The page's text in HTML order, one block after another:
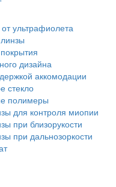
ультрафиолета
дизайна
аккомодации
стекло
полимеры
для контроля миопии
при близорукости
при дальнозоркости